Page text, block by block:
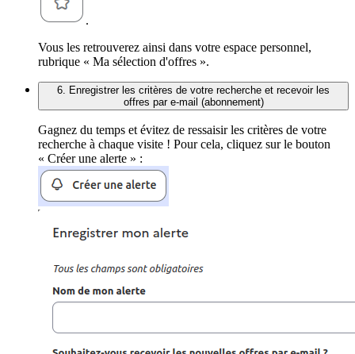
.
Vous les retrouverez ainsi dans votre espace personnel,
rubrique « Ma sélection d'offres ».
6. Enregistrer les critères de votre recherche et recevoir les
offres par e-mail (abonnement)
Gagnez du temps et évitez de ressaisir les critères de votre
recherche à chaque visite ! Pour cela, cliquez sur le bouton
« Créer une alerte » :